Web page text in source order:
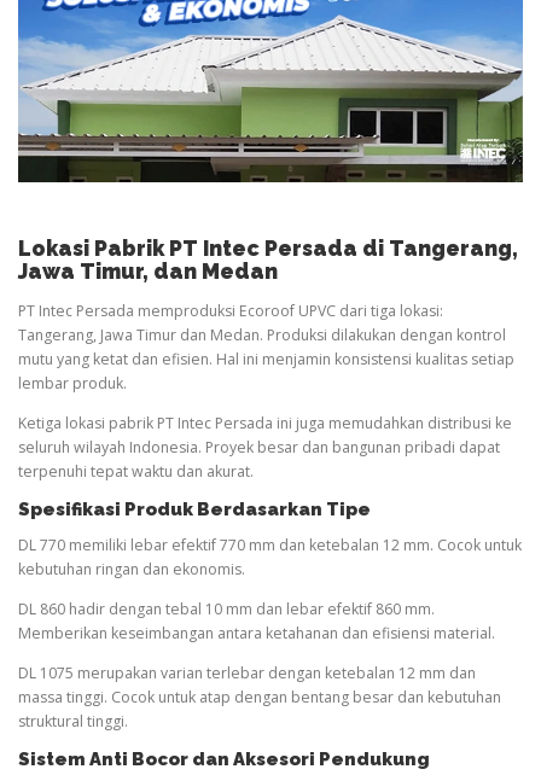
Lokasi Pabrik PT Intec Persada di Tangerang,
Jawa Timur, dan Medan
PT Intec Persada memproduksi Ecoroof UPVC dari tiga lokasi:
Tangerang, Jawa Timur dan Medan. Produksi dilakukan dengan kontrol
mutu yang ketat dan efisien. Hal ini menjamin konsistensi kualitas setiap
lembar produk.
Ketiga lokasi pabrik PT Intec Persada ini juga memudahkan distribusi ke
seluruh wilayah Indonesia. Proyek besar dan bangunan pribadi dapat
terpenuhi tepat waktu dan akurat.
Spesifikasi Produk Berdasarkan Tipe
DL 770 memiliki lebar efektif 770 mm dan ketebalan 12 mm. Cocok untuk
kebutuhan ringan dan ekonomis.
DL 860 hadir dengan tebal 10 mm dan lebar efektif 860 mm.
Memberikan keseimbangan antara ketahanan dan efisiensi material.
DL 1075 merupakan varian terlebar dengan ketebalan 12 mm dan
massa tinggi. Cocok untuk atap dengan bentang besar dan kebutuhan
struktural tinggi.
Sistem Anti Bocor dan Aksesori Pendukung